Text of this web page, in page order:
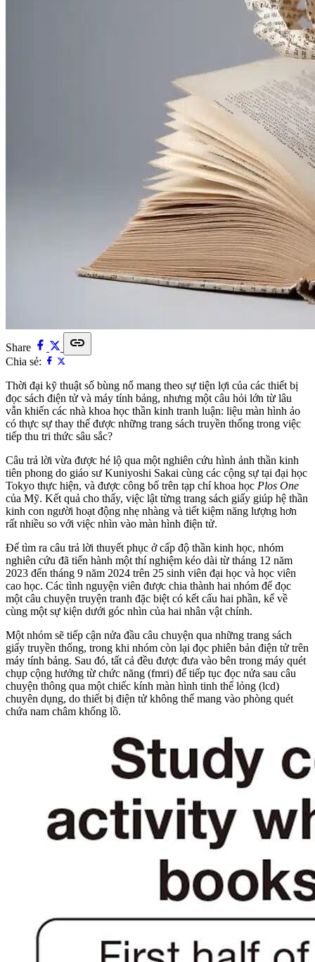
Share link
Chia sẻ:
Thời đại kỹ thuật số bùng nổ mang theo sự tiện lợi của các thiết bị
đọc sách điện tử và máy tính bảng, nhưng một câu hỏi lớn từ lâu
vẫn khiến các nhà khoa học thần kinh tranh luận: liệu màn hình ảo
có thực sự thay thế được những trang sách truyền thống trong việc
tiếp thu tri thức sâu sắc?
Câu trả lời vừa được hé lộ qua một nghiên cứu hình ảnh thần kinh
tiên phong do giáo sư Kuniyoshi Sakai cùng các cộng sự tại đại học
Tokyo thực hiện, và được công bố trên tạp chí khoa học Plos One
của Mỹ. Kết quả cho thấy, việc lật từng trang sách giấy giúp hệ thần
kinh con người hoạt động nhẹ nhàng và tiết kiệm năng lượng hơn
rất nhiều so với việc nhìn vào màn hình điện tử.
Để tìm ra câu trả lời thuyết phục ở cấp độ thần kinh học, nhóm
nghiên cứu đã tiến hành một thí nghiệm kéo dài từ tháng 12 năm
2023 đến tháng 9 năm 2024 trên 25 sinh viên đại học và học viên
cao học. Các tình nguyện viên được chia thành hai nhóm để đọc
một câu chuyện truyện tranh đặc biệt có kết cấu hai phần, kể về
cùng một sự kiện dưới góc nhìn của hai nhân vật chính.
Một nhóm sẽ tiếp cận nửa đầu câu chuyện qua những trang sách
giấy truyền thống, trong khi nhóm còn lại đọc phiên bản điện tử trên
máy tính bảng. Sau đó, tất cả đều được đưa vào bên trong máy quét
chụp cộng hưởng từ chức năng (fmri) để tiếp tục đọc nửa sau câu
chuyện thông qua một chiếc kính màn hình tinh thể lỏng (lcd)
chuyên dụng, do thiết bị điện tử không thể mang vào phòng quét
chứa nam châm khổng lồ.